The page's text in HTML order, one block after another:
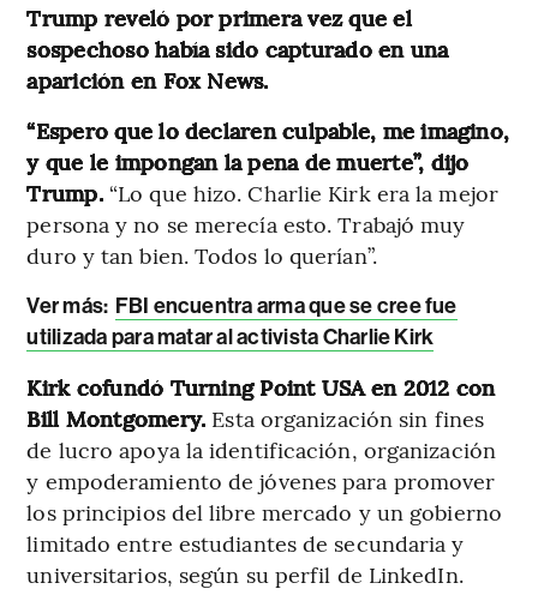
Trump reveló por primera vez que el
sospechoso había sido capturado en una
aparición en Fox News.
“Espero que lo declaren culpable, me imagino,
y que le impongan la pena de muerte”, dijo
Trump.“Lo que hizo. Charlie Kirk era la mejor
persona y no se merecía esto. Trabajó muy
duro y tan bien. Todos lo querían”.
Ver más: FBI encuentra arma que se cree fue
utilizada para matar al activista Charlie Kirk
Kirk cofundó Turning Point USA en 2012 con
Bill Montgomery. Esta organización sin fines
de lucro apoya la identificación, organización
y empoderamiento de jóvenes para promover
los principios del libre mercado y un gobierno
limitado entre estudiantes de secundaria y
universitarios, según su perfil de LinkedIn.